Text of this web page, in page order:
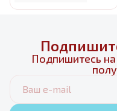
Подпишитесь